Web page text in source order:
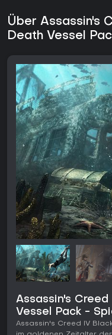
Über Assassin's
Death Vessel
Assassin's
Vessel Pack -
Assassin's Creed IV